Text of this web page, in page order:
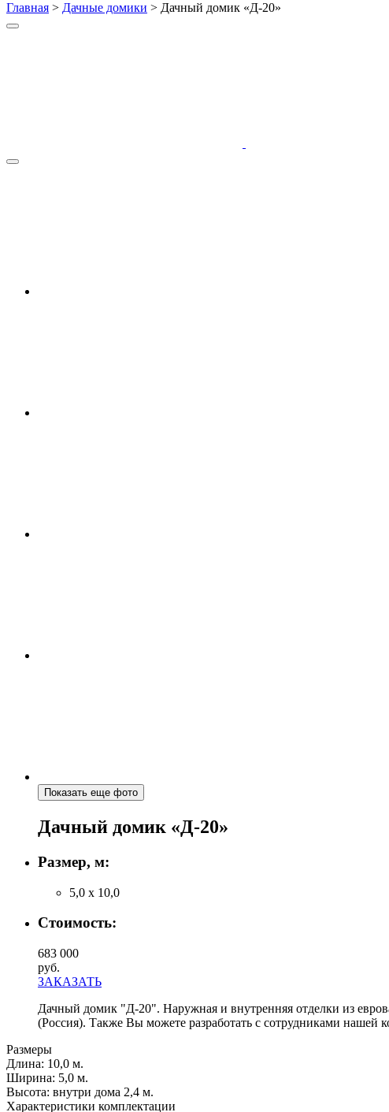
Главная > Дачные домики > Дачный домик «Д-20»
Показать еще фото
Дачный домик «Д-20»
Размер, м:
5,0 х 10,0
Стоимость:
683 000
руб.
ЗАКАЗАТЬ
Дачный домик "Д-20". Наружная и внутренняя отделки из
(Россия). Также Вы можете разработать с сотрудниками нашей
Размеры
Длина: 10,0 м.
Ширинa: 5,0 м.
Высота: внутри дома 2,4 м.
Характеристики комплектации